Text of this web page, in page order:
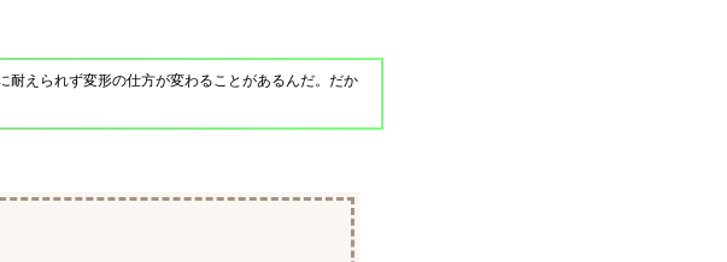
耐えられず変形の仕方が変わることがあるんだ。だか